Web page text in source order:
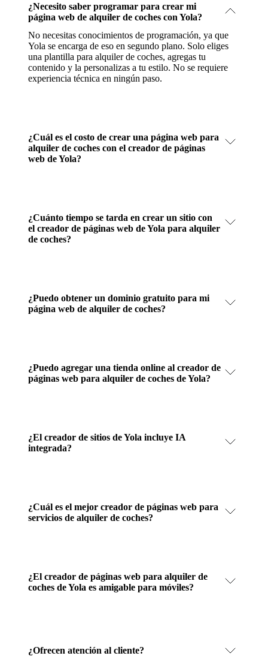
¿Necesito saber programar para crear mi
página web de alquiler de coches con Yola?
No necesitas conocimientos de programación, ya que
Yola se encarga de eso en segundo plano. Solo eliges
una plantilla para alquiler de coches, agregas tu
contenido y la personalizas a tu estilo. No se requiere
experiencia técnica en ningún paso.
¿Cuál es el costo de crear una página web para
alquiler de coches con el creador de páginas
web de Yola?
¿Cuánto tiempo se tarda en crear un sitio con
el creador de páginas web de Yola para alquiler
de coches?
¿Puedo obtener un dominio gratuito para mi
página web de alquiler de coches?
¿Puedo agregar una tienda online al creador de
páginas web para alquiler de coches de Yola?
¿El creador de sitios de Yola incluye IA
integrada?
¿Cuál es el mejor creador de páginas web para
servicios de alquiler de coches?
¿El creador de páginas web para alquiler de
coches de Yola es amigable para móviles?
¿Ofrecen atención al cliente?